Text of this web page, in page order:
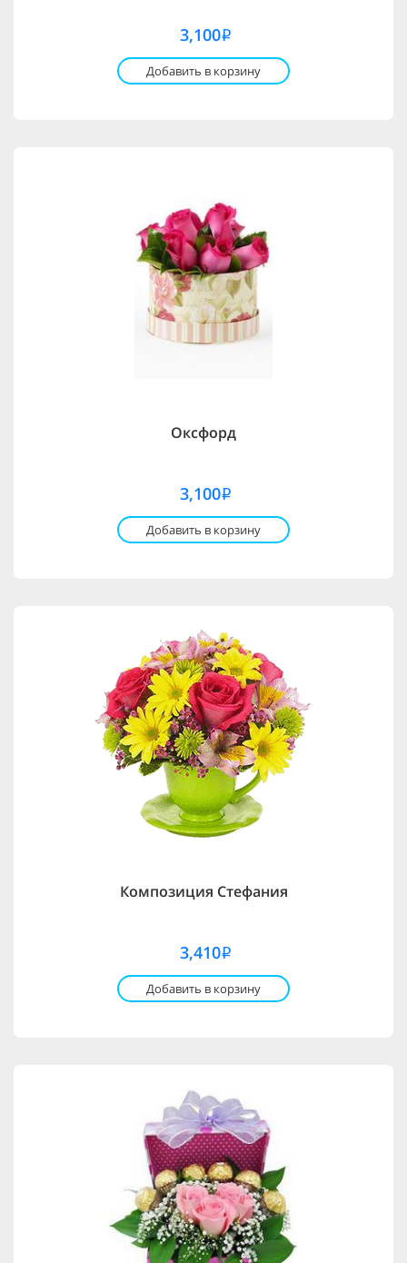
3,100i
Добавить в корзину
Оксфорд
3,100i
Добавить в корзину
Композиция Стефания
3,410i
Добавить в корзину